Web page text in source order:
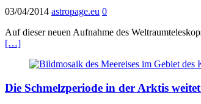
03/04/2014 astropage.eu 0
Auf dieser neuen Aufnahme des
[…]
Die Schmelzperiode in der Arktis